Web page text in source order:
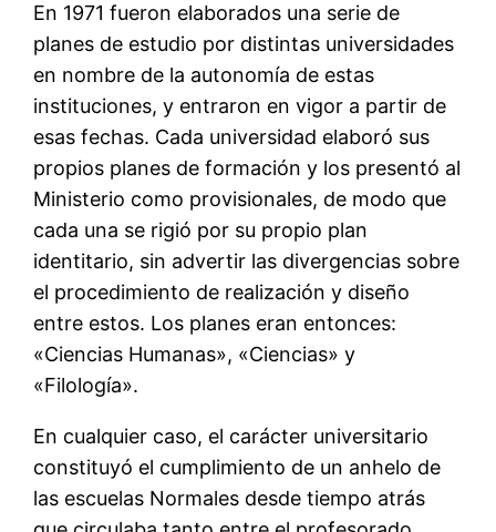
En 1971 fueron elaborados una serie de
planes de estudio por distintas universidades
en nombre de la autonomía de estas
instituciones, y entraron en vigor a partir de
esas fechas. Cada universidad elaboró sus
propios planes de formación y los presentó al
Ministerio como provisionales, de modo que
cada una se rigió por su propio plan
identitario, sin advertir las divergencias sobre
el procedimiento de realización y diseño
entre estos. Los planes eran entonces:
«Ciencias Humanas», «Ciencias» y
«Filología».
En cualquier caso, el carácter universitario
constituyó el cumplimiento de un anhelo de
las escuelas Normales desde tiempo atrás